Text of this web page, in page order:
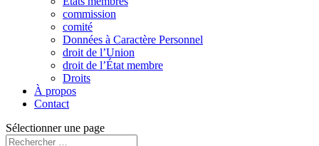
commission
comité
Données à Caractère Personnel
droit de l’Union
droit de l’État membre
Droits
À propos
Contact
Sélectionner une page